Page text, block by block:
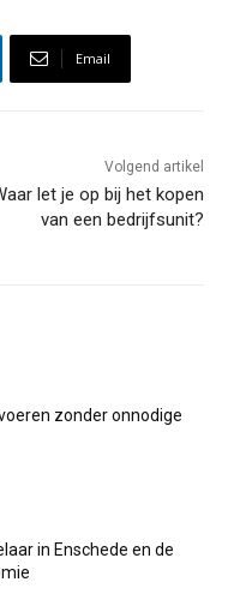
Email
Volgend artikel
let je op bij het kopen
van een bedrijfsunit?
zonder onnodige
in Enschede en de